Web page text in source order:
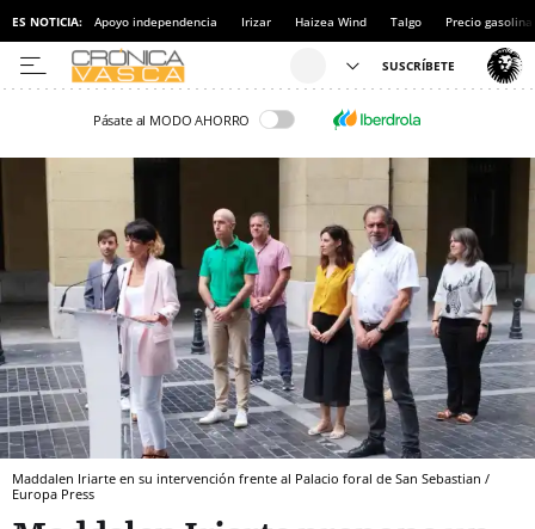
ES NOTICIA: Apoyo independencia Irizar Haizea Wind Talgo Precio gasolina
Pásate al MODO AHORRO
Maddalen Iriarte en su intervención frente al Palacio foral de San Sebastian /
Europa Press